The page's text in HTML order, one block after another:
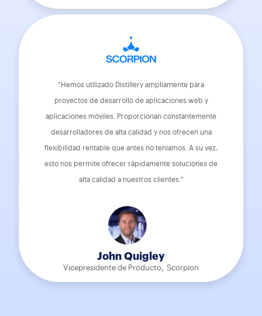
John Quigley
Vicepresidente de Producto, Scorpion
"Hemos utilizado Distillery ampliamente para
proyectos de desarrollo de aplicaciones web y
aplicaciones móviles. Proporcionan constantemente
desarrolladores de alta calidad y nos ofrecen una
flexibilidad rentable que antes no teníamos. A su vez,
esto nos permite ofrecer rápidamente soluciones de
alta calidad a nuestros clientes."